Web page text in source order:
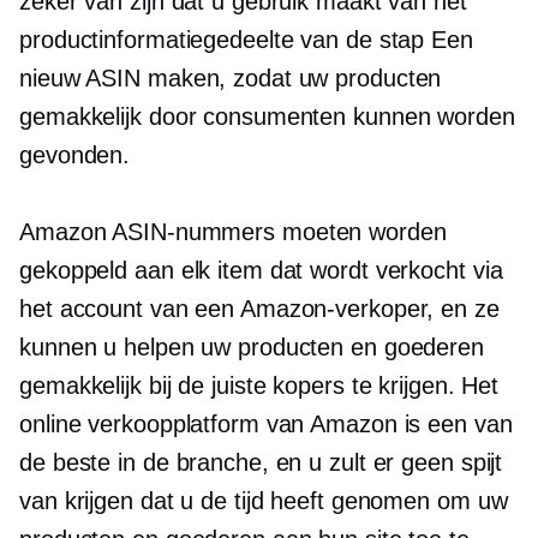
productinformatiegedeelte van de stap Een
nieuw ASIN maken, zodat uw producten
gemakkelijk door consumenten kunnen worden
gevonden.
Amazon ASIN-nummers moeten worden
gekoppeld aan elk item dat wordt verkocht via
het account van een Amazon-verkoper, en ze
kunnen u helpen uw producten en goederen
gemakkelijk bij de juiste kopers te krijgen. Het
online verkoopplatform van Amazon is een van
de beste in de branche, en u zult er geen spijt
van krijgen dat u de tijd heeft genomen om uw